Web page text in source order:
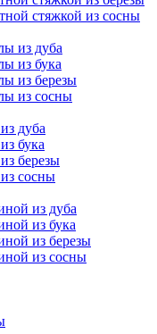
стяжкой из сосны
из дуба
из бука
из березы
из сосны
дуба
бука
березы
сосны
из дуба
из бука
из березы
из сосны